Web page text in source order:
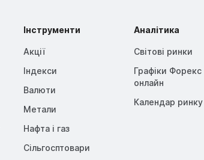
Інструменти
Акції
Індекси
Валюти
Метали
Нафта і газ
Сільгосптовари
Аналітика
Світові ринки
Графіки Форекс
онлайн
Календар ринку